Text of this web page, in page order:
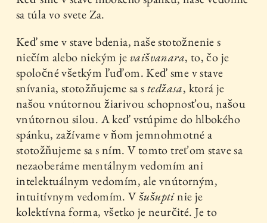
sa túla vo svete Za.
Keď sme v stave bdenia, naše stotožnenie s
niečím alebo niekým je vaišvanara, to, čo je
spoločné všetkým ľuďom. Keď sme v stave
snívania, stotožňujeme sa stedžasa, ktorá je
našou vnútornou žiarivou schopnosťou, našou
vnútornou silou. A keď vstúpime do hlbokého
spánku, zažívame v ňom jemnohmotné a
stotožňujeme sa s ním. V tomto treťom stave sa
nezaoberáme mentálnym vedomím ani
intelektuálnym vedomím, ale vnútorným,
intuitívnym vedomím. Všušuptinie je
kolektívna forma, všetko je neurčité. Je to